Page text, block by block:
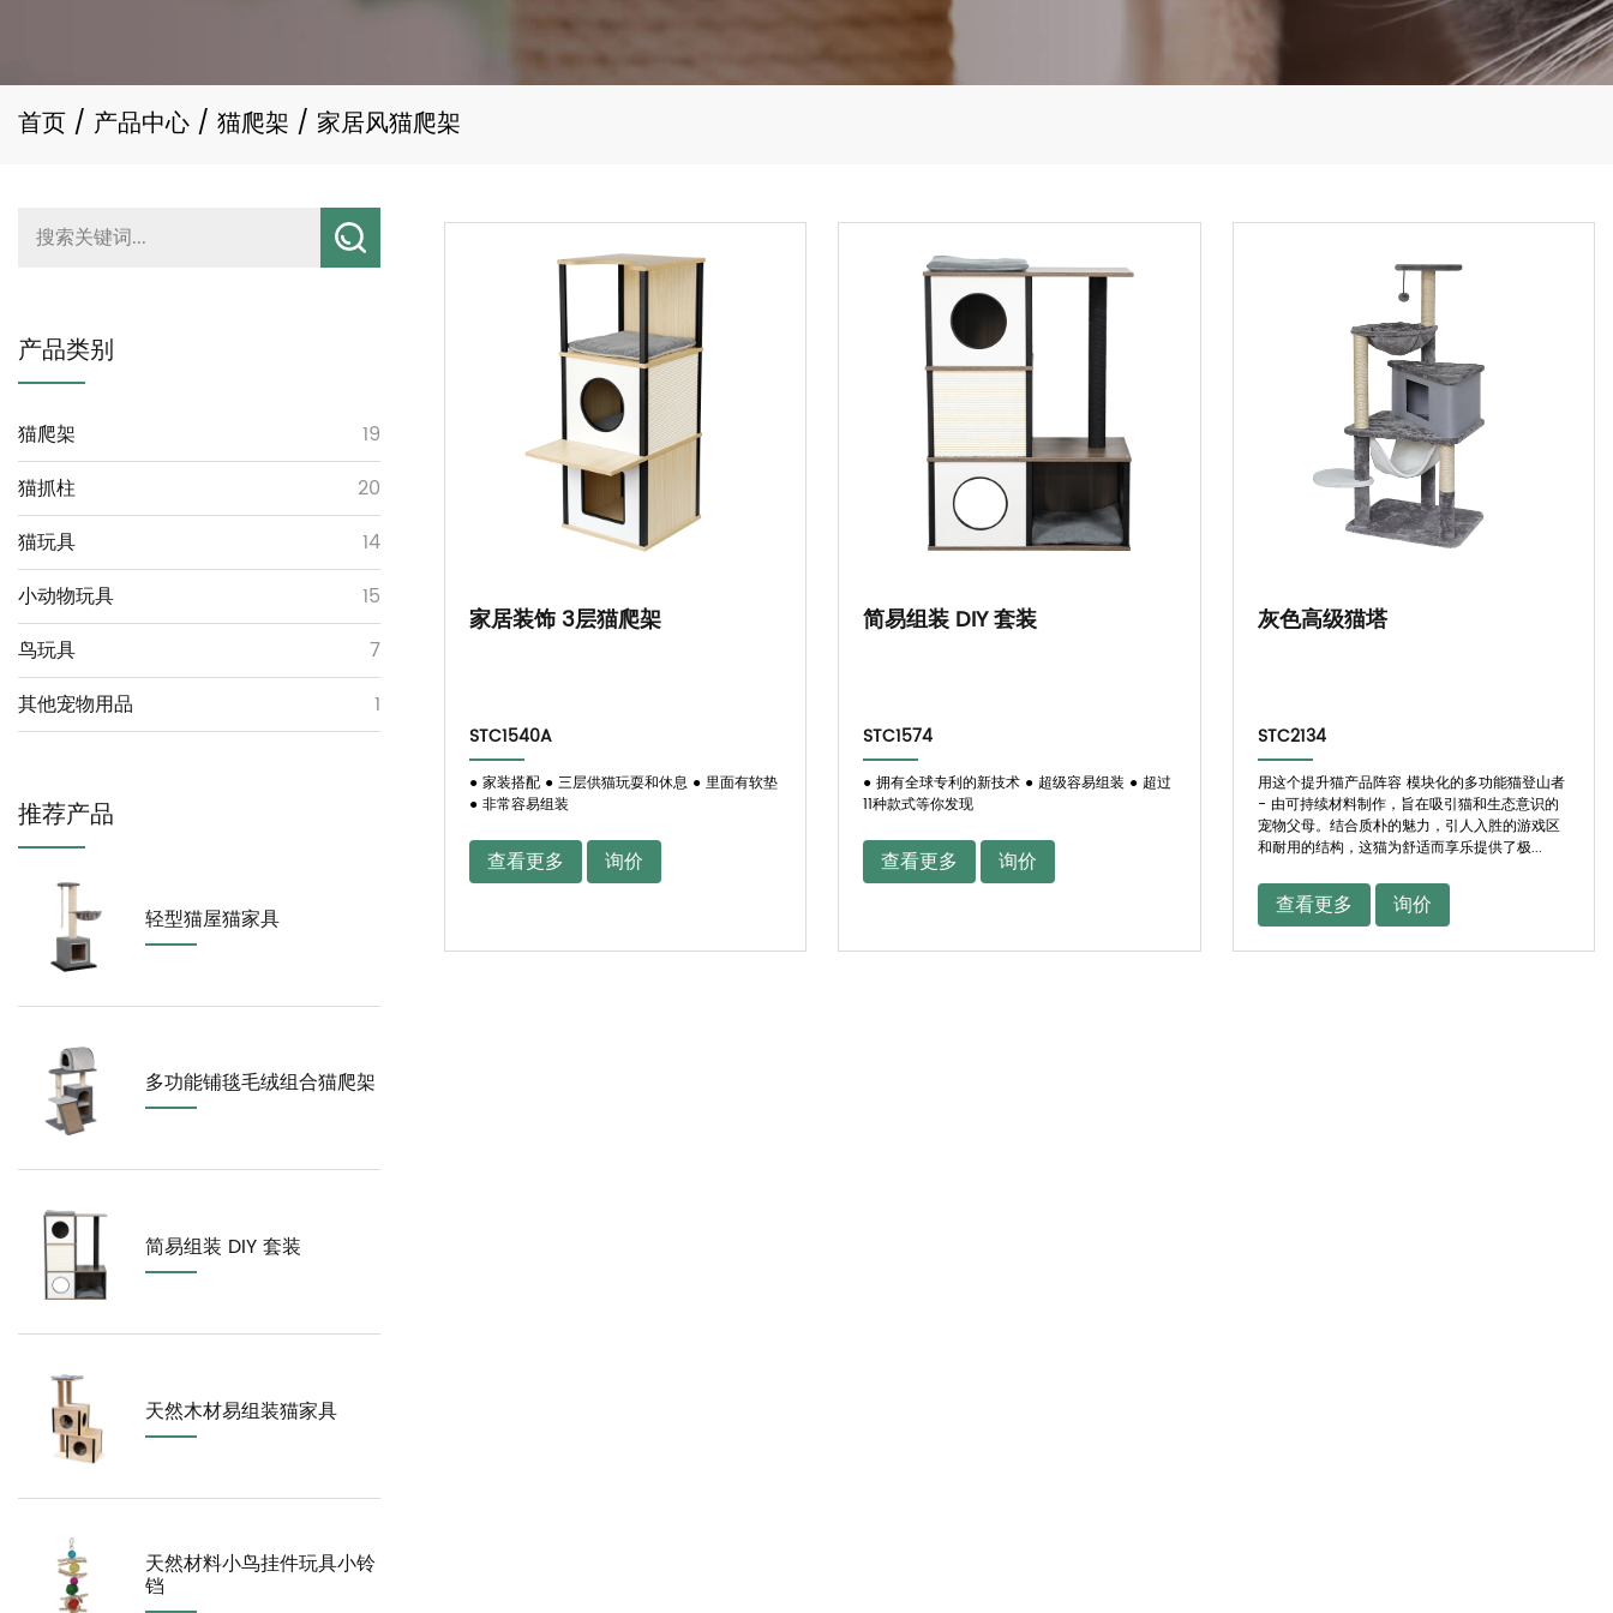
首页 / 产品中心 / 猫爬架 / 家居风猫爬架
产品类别
猫爬架
19
猫抓柱
20
猫玩具
14
小动物玩具
15
鸟玩具
7
其他宠物用品
1
推荐产品
轻型猫屋猫家具
多功能铺毯毛绒组合猫爬架
简易组装 DIY 套装
天然木材易组装猫家具
天然材料小鸟挂件玩具小铃
铛
家居装饰 3层猫爬架
STC1540A
● 家装搭配 ● 三层供猫玩耍和休息 ● 里面有软垫
● 非常容易组装
查看更多 询价
简易组装 DIY 套装
STC1574
● 拥有全球专利的新技术 ● 超级容易组装 ● 超过
11种款式等你发现
查看更多 询价
灰色高级猫塔
STC2134
用这个提升猫产品阵容 模块化的多功能猫登山者
- 由可持续材料制作，旨在吸引猫和生态意识的
宠物父母。结合质朴的魅力，引人入胜的游戏区
和耐用的结构，这猫为舒适而享乐提供了极...
查看更多 询价